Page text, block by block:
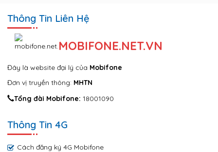
Thông Tin Liên Hệ
MOBIFONE.NET.VN
Đây là website đại lý của Mobifone
Đơn vị truyền thông: MHTN
Tổng đài Mobifone: 18001090
Thông Tin 4G
Cách đăng ký 4G Mobifone